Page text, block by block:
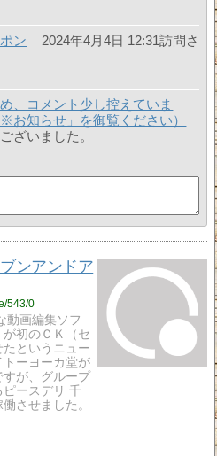
ン
2024年4月4日 12:31訪問さ
、コメント少し控えていま
お知らせ」を御覧ください）
ざいました。
ンアンドア
543/0
動画編集ソフ
が初のＣＫ（セ
というニュー
トーヨーカ堂が
が、グループ
ースデリ 千
させました。